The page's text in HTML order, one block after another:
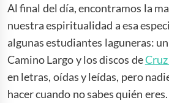
Al final del día, encontramos la
nuestra espiritualidad a esa
algunas estudiantes laguneras:
Camino Largo y los discos de
en letras, oídas y leídas, pero
hacer cuando no sabes quién